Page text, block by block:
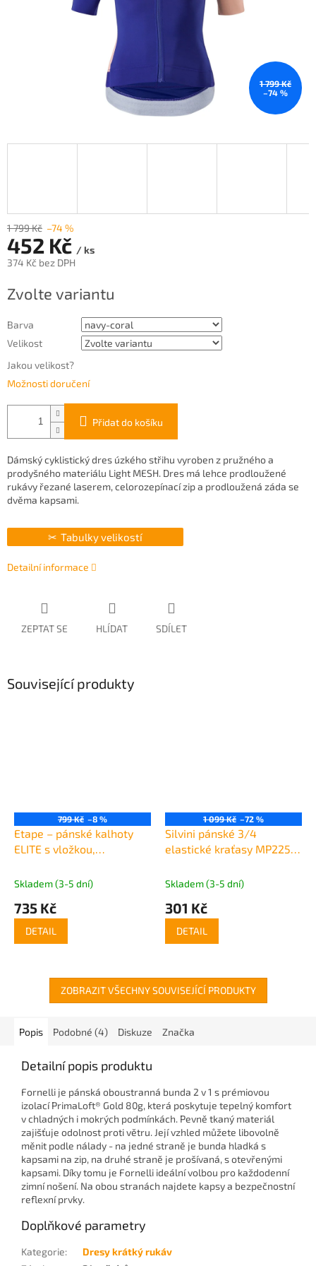
1 799 Kč
–74 %
1 799 Kč –74 %
452 Kč / ks
374 Kč bez DPH
cena:
Zvolte variantu
Barva
Velikost
Jakou velikost?
Možnosti doručení
Přidat do košíku
Dámský cyklistický dres úzkého střihu vyroben z pružného a
prodyšného materiálu Light MESH. Dres má lehce prodloužené
rukávy řezané laserem, celorozepínací zip a prodloužená záda se
dvěma kapsami.
Tabulky velikostí
Detailní informace
ZEPTAT SE HLÍDAT SDÍLET
Související produkty
799 Kč –8 %
Etape – pánské kalhoty
ELITE s vložkou,
Skladem (3-5 dní)
735 Kč
DETAIL
1 099 Kč –72 %
Silvini pánské 3/4
elastické kraťasy MP2251
Skladem (3-5 dní)
301 Kč
DETAIL
ZOBRAZIT VŠECHNY SOUVISEJÍCÍ PRODUKTY
Popis Podobné (4) Diskuze Značka
Detailní popis produktu
Fornelli je pánská oboustranná bunda 2 v 1 s prémiovou
izolací PrimaLoft® Gold 80g, která poskytuje tepelný komfort
v chladných i mokrých podmínkách. Pevně ​​tkaný materiál
zajišťuje odolnost proti větru. Její vzhled můžete libovolně
měnit podle nálady - na jedné straně je bunda hladká s
kapsami na zip, na druhé straně je prošívaná, s otevřenými
kapsami. Díky tomu je Fornelli ideální volbou pro každodenní
zimní nošení. Na obou stranách najdete kapsy a bezpečnostní
reflexní prvky.
Doplňkové parametry
Kategorie:
Dresy krátký rukáv